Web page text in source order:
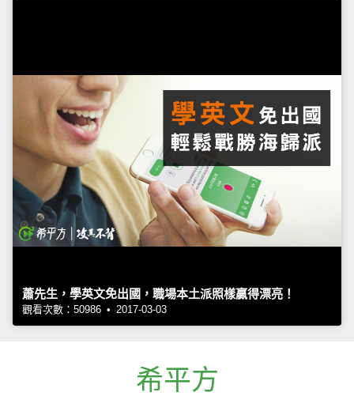
蕭先生，學英文免出國，職場本土派照樣贏得漂亮！
觀看次數：50986 • 2017-03-03
希平方